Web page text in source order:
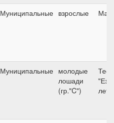
Муниципальные взрослые
Муниципальные молодые
лошади
(гр."C")